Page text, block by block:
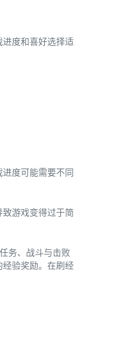
度和喜好选择适
度可能需要不同
游戏变得过于简
务、战斗与击败
验奖励。在刷经